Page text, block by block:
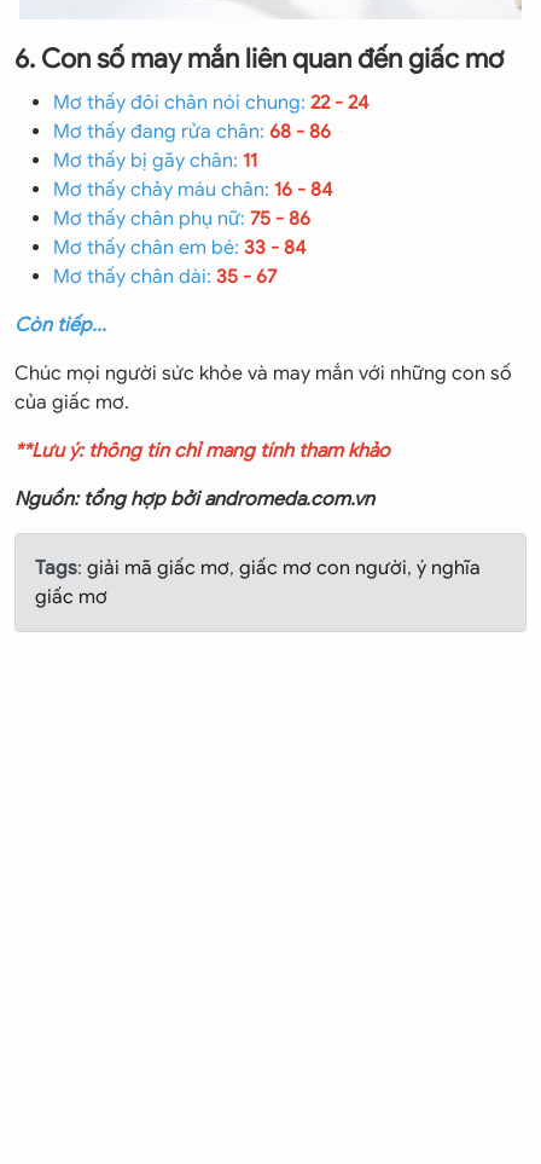
6. Con số may mắn liên quan đến giấc mơ
Mơ thấy đôi chân nói chung: 22 - 24
Mơ thấy đang rửa chân: 68 - 86
Mơ thấy bị gãy chân: 11
Mơ thấy chảy máu chân: 16 - 84
Mơ thấy chân phụ nữ: 75 - 86
Mơ thấy chân em bé: 33 - 84
Mơ thấy chân dài: 35 - 67
Còn tiếp...
Chúc mọi người sức khỏe và may mắn với những con số
của giấc mơ.
**Lưu ý: thông tin chỉ mang tính tham khảo
Nguồn: tổng hợp bởi andromeda.com.vn
Tags: giải mã giấc mơ, giấc mơ con người, ý nghĩa
giấc mơ